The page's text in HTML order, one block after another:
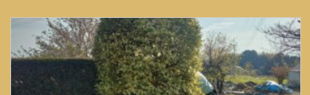
いつもブログ見て下さりありがとうございますm(_ _)m芝
張りと植栽の依頼を受け作業させて頂きました
建設会社
さんからのご